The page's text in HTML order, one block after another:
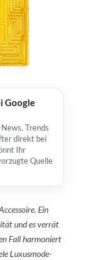
Google
Trends
direkt bei
Ihr
Quelle
Ein
und es verrät
Fall harmoniert
Luxusmode-